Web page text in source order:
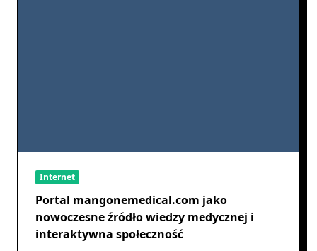
Internet
Portal mangonemedical.com jako
nowoczesne źródło wiedzy medycznej i
interaktywna społeczność